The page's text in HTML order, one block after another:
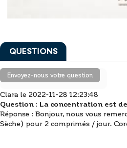
QUESTIONS
Envoyez-nous votre question
Clara le 2022-11-28 12:23:48
Question : La concentration est
Réponse : Bonjour, nous vous
Sèche) pour 2 comprimés / jour.